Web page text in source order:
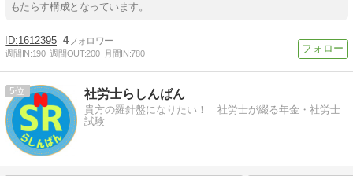
もたらす構成となっています。
1612395 4
週間IN:190 週間OUT:200 月間IN:780
5 社労士らしんばん
貴方の羅針盤になりたい！ 社労士が綴る年金・社労士
試験